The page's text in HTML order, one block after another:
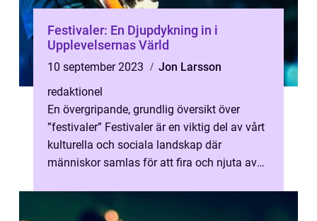
Festivaler: En Djupdykning in i
Upplevelsernas Värld
10 september 2023
Jon Larsson
redaktionel
En övergripande, grundlig översikt över
”festivaler” Festivaler är en viktig del av vårt
kulturella och sociala landskap där
människor samlas för att fira och njuta av